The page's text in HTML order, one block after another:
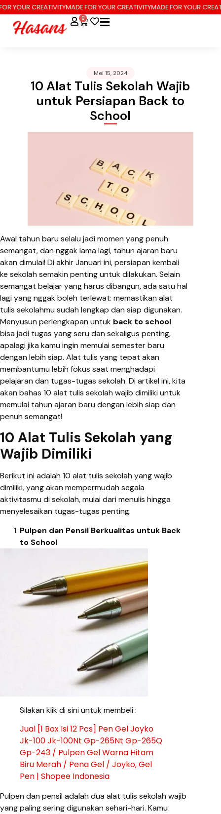
CREATIVITYMADE FOR YOUR CREATIVITYMADE FOR YOUR CREATIVITY
0
Mei 15, 2024
10 Alat Tulis Sekolah Wajib
untuk Persiapan Back to
School
Awal tahun baru selalu jadi momen yang penuh
semangat, dan nggak lama lagi, tahun ajaran baru
akan dimulai! Di akhir Januari ini, persiapan kembali
ke sekolah semakin penting untuk dilakukan. Selain
semangat belajar yang harus dibangun, ada satu hal
lagi yang nggak boleh terlewat: memastikan alat
tulis sekolahmu sudah lengkap dan siap digunakan.
Menyusun perlengkapan untuk back to school
bisa jadi tugas yang seru dan sekaligus penting,
apalagi jika kamu ingin memulai semester baru
dengan lebih siap. Alat tulis yang tepat akan
membantumu lebih fokus saat menghadapi
pelajaran dan tugas-tugas sekolah. Di artikel ini, kita
akan bahas 10 alat tulis sekolah wajib dimiliki untuk
memulai tahun ajaran baru dengan lebih siap dan
penuh semangat!
10 Alat Tulis Sekolah yang
Wajib Dimiliki
Berikut ini adalah 10 alat tulis sekolah yang wajib
dimiliki, yang akan mempermudah segala
aktivitasmu di sekolah, mulai dari menulis hingga
menyelesaikan tugas-tugas penting.
Pulpen dan Pensil Berkualitas untuk Back
to School
Silakan klik di sini untuk membeli :
Jual [1 Box Isi 12 Pcs] Pen Gel Joyko
Jk-100 Jk-100Nt Gp-265Nt Gp-265Q
Gp-243 / Pulpen Gel Warna Hitam
Biru Merah / Pena Gel / Joyko, Gel
Pen | Shopee Indonesia
Pulpen dan pensil adalah dua alat tulis sekolah wajib
yang paling sering digunakan sehari-hari. Kamu